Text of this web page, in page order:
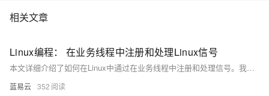
相关文章
Linux编程： 在业务线程中注册和处理Linux信号
本文详细介绍了如何在Linux中通过在业务线程中注册和处理信号。我们讨论了信号的基本概念，并通过完整的代码示例展示了在业务线程中注册和处理信号的方法。通过正确地使用信号处理机制，可以提高程序的健壮性和响应能力。希望本文能帮助您更好地理解和应用Linux信号处理，提高开发效率和代码质量。
蓝易云 352